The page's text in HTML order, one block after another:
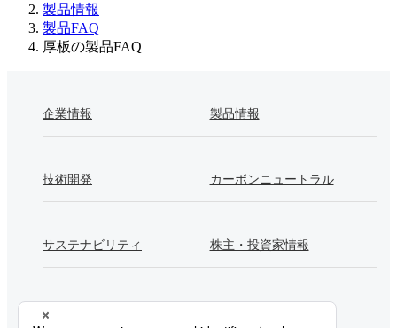
製品情報
製品FAQ
厚板の製品FAQ
企業情報 製品情報
技術開発 カーボンニュートラル
サステナビリティ 株主・投資家情報
採用情報